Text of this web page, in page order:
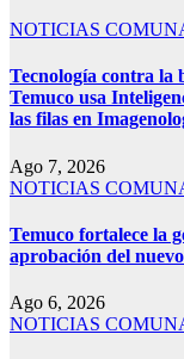
NOTICIAS
Tecnología contra la
Temuco usa
las filas en
Ago 7, 2026
NOTICIAS
Temuco fortalece la
aprobación del
Ago 6, 2026
NOTICIAS